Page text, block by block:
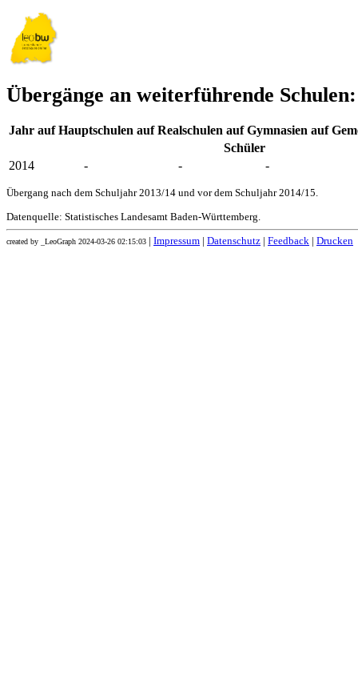
Übergänge an weiterführende
Jahr auf Hauptschulen auf Realschulen auf Gymnasien auf
Schüler
2014
- - -
Übergang nach dem Schuljahr 2013/14 und vor dem Schuljahr 2014/15.
Datenquelle: Statistisches Landesamt Baden-Württemberg.
created by _LeoGraph 2024-03-26 02:15:03 Impressum Datenschutz Feedback Drucken